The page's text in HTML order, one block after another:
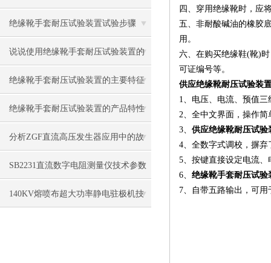
与注意事项
绝缘靴手套耐压试验装置试验步骤
说说使用绝缘靴手套耐压试验装置的
重要注意事项
绝缘靴手套耐压试验装置的主要特征
及技术参数
绝缘靴手套耐压试验装置的产品特性
及操作方法
分析ZGF直流高压发生器应用中的故
障处理
SB2231直流数字电阻测量仪技术参数
140KV熔喷布超大功率静电驻极机技
四、穿用绝缘靴时，应
五、非耐酸碱油的橡胶
用。
六、在购买绝缘鞋(靴)
可证编号等。
供应绝缘靴耐压试验装
1、电压、电流、预值
2、全中文界面，操作
3、 供应绝缘靴耐压试验
4、全数字式调校，摒
5、按键直接设定电流
6、 绝缘靴手套耐压试验
7、自带五路输出，可